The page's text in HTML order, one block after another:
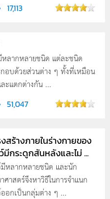
17,113
ลากหลายชนิด แต่ละชนิด
อบด้วยส่วนต่าง ๆ ทั้งที่เหมือน
ะแตกต่างกัน ...
51,047
สร้างภายในร่างกายของ
กระดูกสันหลังและไม่ ...
หลากหลายชนิด และนัก
ศาสตร์จึงหาวิธีในการจำแนก
อกเป็นกลุ่มต่าง ๆ ...